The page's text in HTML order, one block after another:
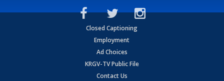
Closed Captioning
Employment
Ad Choices
KRGV-TV Public File
Contact Us